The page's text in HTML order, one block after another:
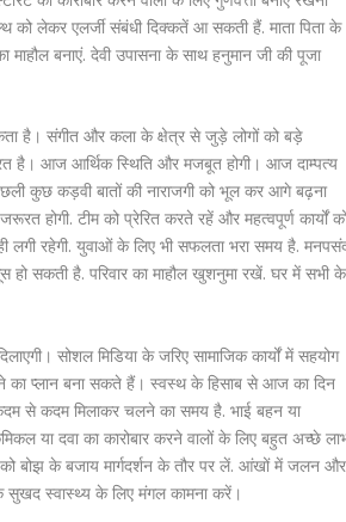
लेकर एलर्जी संबंधी दिक्कतें आ सकती हैं. माता पिता के
बनाएं. देवी उपासना के साथ हनुमान जी की पूजा
है। संगीत और कला के क्षेत्र से जुड़े लोगों को बड़े
है। आज आर्थिक स्थिति और मजबूत होगी। आज दाम्पत्य
कुछ कड़वी बातों की नाराजगी को भूल कर आगे बढ़ना
होगी. टीम को प्रेरित करते रहें और महत्वपूर्ण कार्यों
लगी रहेगी. युवाओं के लिए भी सफलता भरा समय है.
हो सकती है. परिवार का माहौल खुशनुमा रखें. घर में सभी के
सोशल मिडिया के जरिए सामाजिक कार्यों में सहयोग
का प्लान बना सकते हैं। स्वस्थ के हिसाब से आज का दिन
से कदम मिलाकर चलने का समय है. भाई बहन या
या दवा का कारोबार करने वालों के लिए बहुत अच्छे
बोझ के बजाय मार्गदर्शन के तौर पर लें. आंखों में जलन और
सुखद स्वास्थ्य के लिए मंगल कामना करें।